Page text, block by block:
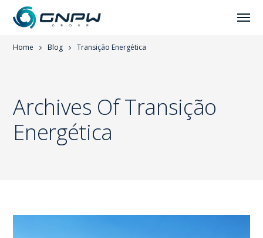
Home Blog Transição Energética
Archives Of Transição
Energética